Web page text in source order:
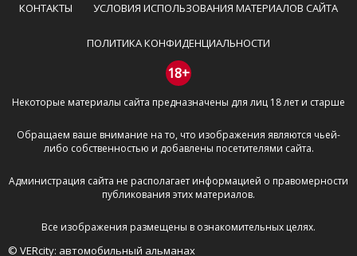
КОНТАКТЫ УСЛОВИЯ ИСПОЛЬЗОВАНИЯ МАТЕРИАЛОВ САЙТА
ПОЛИТИКА КОНФИДЕНЦИАЛЬНОСТИ
18+
Некоторые материалы сайта предназначены для лиц 18 лет и старше
Обращаем ваше внимание на то, что изображения являются чьей-
либо собственностью и добавлены посетителями сайта.
Администрация сайта не располагает информацией о правомерности
публикования этих материалов.
Все изображения размещены в ознакомительных целях.
© VERcity: автомобильный альманах